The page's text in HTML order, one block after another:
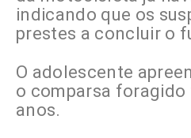
indicando que os
prestes a concluir o
O adolescente
o comparsa foragido
anos.